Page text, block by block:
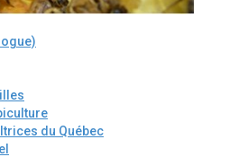
du Québec